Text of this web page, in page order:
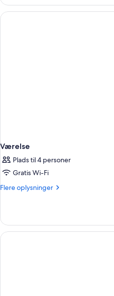
Værelse
Plads til 4 personer
Gratis Wi-Fi
Flere oplysninger
Flere